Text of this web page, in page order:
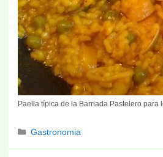
Paella típica de la Barriada Pastelero para
Categorías
Gastronomia